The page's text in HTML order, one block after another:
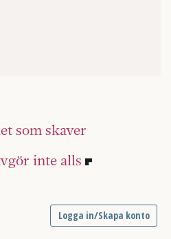
som skaver
inte alls